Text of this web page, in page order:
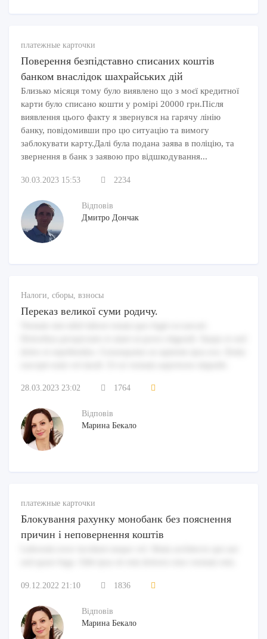
платежные карточки
Поверення безпідставно списаних коштів
банком внаслідок шахрайських дій
Близько місяця тому було виявлено що з моєї кредитної
карти було списано кошти у ромірі 20000 грн.Після
виявлення цього факту я звернувся на гарячу лінію
банку, повідомивши про цю ситуацію та вимогу
заблокувати карту.Далі була подана заява в поліцію, та
звернення в банк з заявою про відшкодування...
30.03.2023 15:53 2234
Відповів
Дмитро Дончак
Налоги, сборы, взносы
Переказ великої суми родичу.
28.03.2023 23:02 1764
Відповів
Марина Бекало
платежные карточки
Блокування рахунку монобанк без пояснення
причин і неповернення коштів
09.12.2022 21:10 1836
Відповів
Марина Бекало